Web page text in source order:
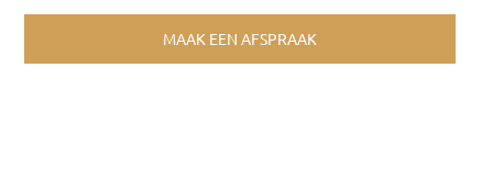
MAAK EEN AFSPRAAK